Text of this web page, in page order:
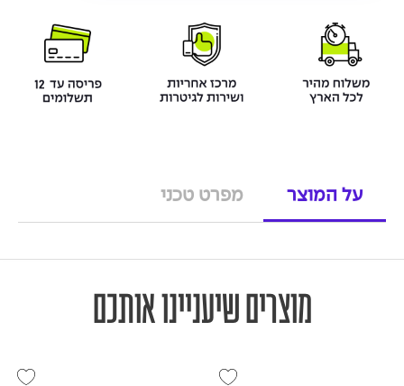
על המוצר מפרט טכני
מוצרים שיעניינו אותכם